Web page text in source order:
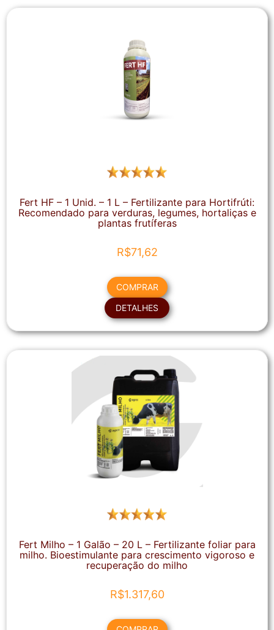
Fert HF – 1 Unid. – 1 L – Fertilizante para Hortifrúti:
Recomendado para verduras, legumes, hortaliças e
plantas frutíferas
R$71,62
COMPRAR
DETALHES
Fert Milho – 1 Galão – 20 L – Fertilizante foliar para
milho. Bioestimulante para crescimento vigoroso e
recuperação do milho
R$1.317,60